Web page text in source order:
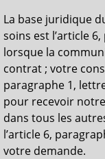
La base juridique
soins est l’article
lorsque la
contrat ; votre
paragraphe 1,
pour recevoir
dans tous les
l’article 6,
votre demande.